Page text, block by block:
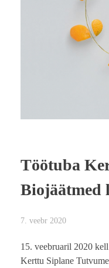
Töötuba
Biojäätmed
7. veebr 2020
15. veebruaril 2020
Kerttu Siplane